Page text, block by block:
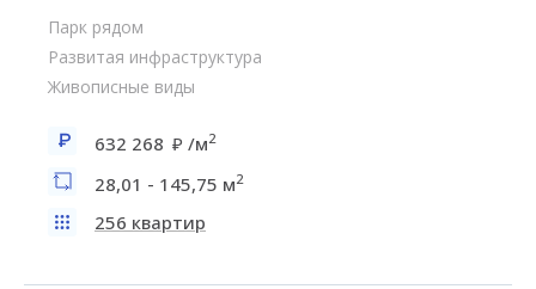
Парк рядом
Развитая инфраструктура
Живописные виды
632 268 /м2
28,01 - 145,75 м2
256 квартир